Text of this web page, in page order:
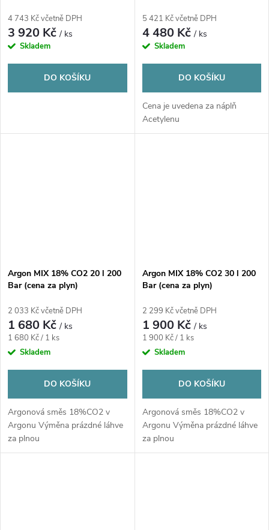
4 743 Kč včetně DPH
3 920 Kč/ ks
Skladem
DO KOŠÍKU
5 421 Kč včetně DPH
4 480 Kč/ ks
Skladem
DO KOŠÍKU
Cena je uvedena za náplň
Acetylenu
Argon MIX 18% CO2 20 l 200
Bar (cena za plyn)
2 033 Kč včetně DPH
1 680 Kč/ ks
Měrná
cena:
1 680 Kč / 1 ks
Skladem
DO KOŠÍKU
Argonová směs 18%CO2 v
Argonu Výměna prázdné láhve
za plnou
Argon MIX 18% CO2 30 l 200
Bar (cena za plyn)
2 299 Kč včetně DPH
1 900 Kč/ ks
Měrná
cena:
1 900 Kč / 1 ks
Skladem
DO KOŠÍKU
Argonová směs 18%CO2 v
Argonu Výměna prázdné láhve
za plnou